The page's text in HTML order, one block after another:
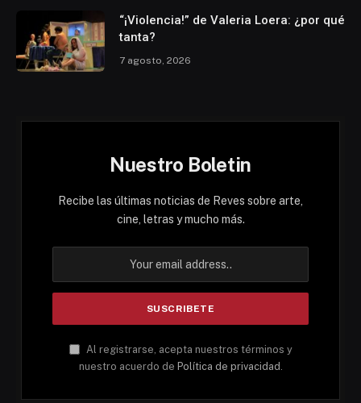
“¡Violencia!” de Valeria Loera: ¿por qué
tanta?
7 agosto, 2026
Nuestro Boletin
Recibe las últimas noticias de Reves sobre arte,
cine, letras y mucho más.
Al registrarse, acepta nuestros términos y
nuestro acuerdo de Política de privacidad